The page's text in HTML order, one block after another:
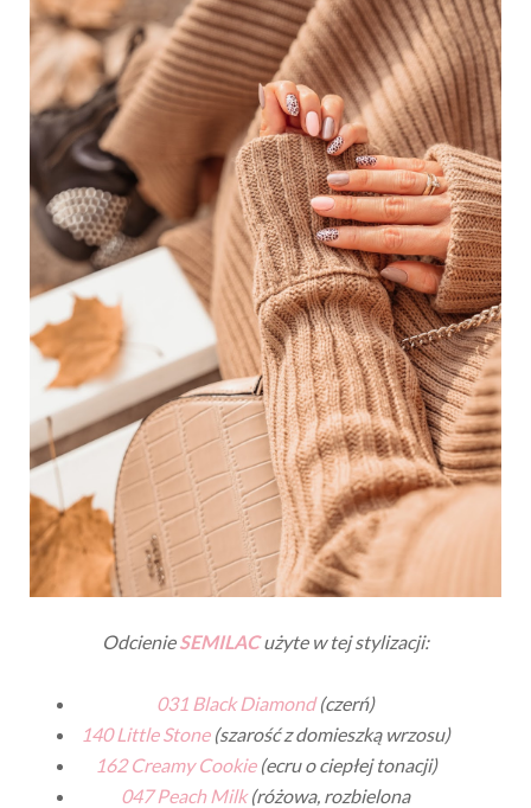
OdcienieSEMILACużyte w tej stylizacji:
031 Black Diamond(czerń)
140 Little Stone(szarość z domieszką wrzosu)
162 Creamy Cookie(ecru o ciepłej tonacji)
047 Peach Milk(różowa, rozbielona